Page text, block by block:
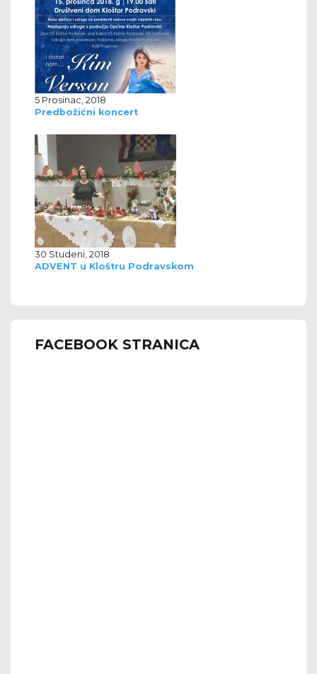
5 Prosinac, 2018
Predbožićni koncert
30 Studeni, 2018
ADVENT u Kloštru Podravskom
FACEBOOK STRANICA